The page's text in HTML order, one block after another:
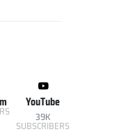
YouTube
39K
SUBSCRIBERS